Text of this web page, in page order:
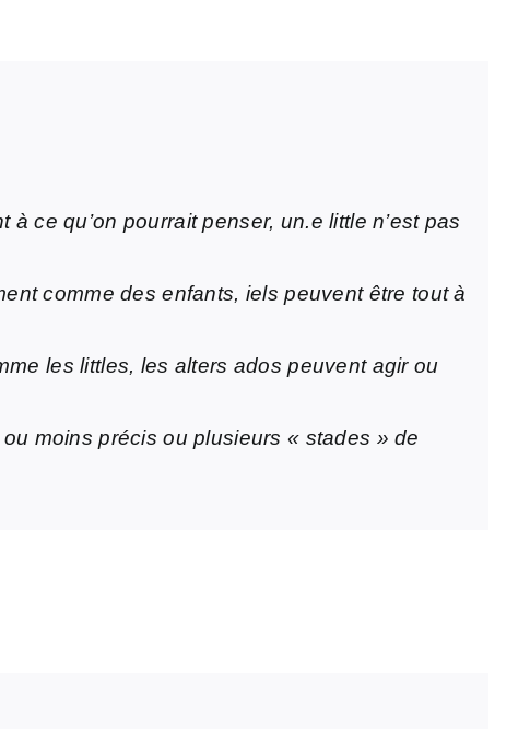
ce qu’on pourrait penser, un.e little n’est pas
comme des enfants, iels peuvent être tout à
les littles, les alters ados peuvent agir ou
moins précis ou plusieurs « stades » de